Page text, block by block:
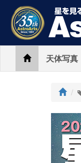
Home天体写真
ト
プ